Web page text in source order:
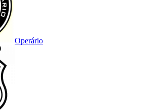
Operário